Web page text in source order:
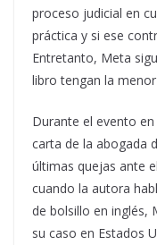
proceso judicial en
práctica y si ese
Entretanto, Meta
libro tengan la
Durante el evento
carta de la abogada
últimas quejas ante
cuando la autora
de bolsillo en inglés,
su caso en Estados